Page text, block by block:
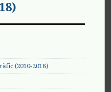
(2010-2018)